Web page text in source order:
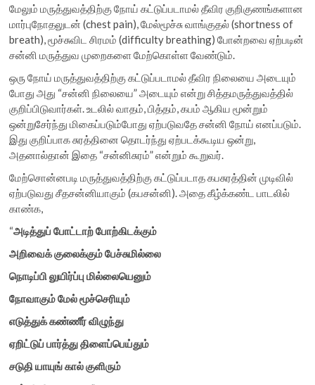
மேலும் மருத்துவத்திற்கு நோய் கட்டுப்படாமல் தீவிர குறிகுணங்களான
மார்புநோதலுடன் (chest pain), மேல்மூச்சு வாங்குதல் (shortness of
breath), மூச்சுவிட சிரமம் (difficulty breathing) போன்றவை ஏற்படின்
சன்னி மருத்துவ முறைகளை மேற்கொள்ள வேண்டும்.
ஒரு நோய் மருத்துவத்திற்கு கட்டுப்படாமல் தீவிர நிலையை அடையும்
போது அது “சன்னி நிலையை” அடையும் என்று சித்தமருத்துவத்தில்
குறிப்பிடுவார்கள். உடலில் வாதம், பித்தம், கபம் ஆகிய மூன்றும்
ஒன்றுசேர்ந்து மிகைப்படும்போது ஏற்படுவதே சன்னி நோய் எனப்படும்.
இது குறிப்பாக சுரத்தினை தொடர்ந்து ஏற்படக்கூடிய ஒன்று,
அதனால்தான் இதை “சன்னிசுரம்” என்றும் கூறுவர்.
மேற்சொன்னபடி மருத்துவத்திற்கு கட்டுப்படாத கபசுரத்தின் முடிவில்
ஏற்படுவது சீதசன்னியாகும் (கபசன்னி). அதை கீழ்க்கண்ட பாடலில்
காண்க,
“அடித்துப்போட்டாற்போற்கிடக்கும்
அறிவைக்குலைக்கும்பேச்சுமில்லை
நொடிப்பிலுயிர்ப்புமில்லையெனும்
நோவாகும்மேல்மூச்செரியும்
எடுத்துக்கண்ணீர்விழுந்து
ஏறிட்டுப்பார்த்துதிளைப்பெய்தும்
சடுதியாயுங்கால்குளிரும்